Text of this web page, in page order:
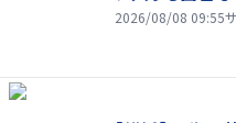
2026/08/08 09:55